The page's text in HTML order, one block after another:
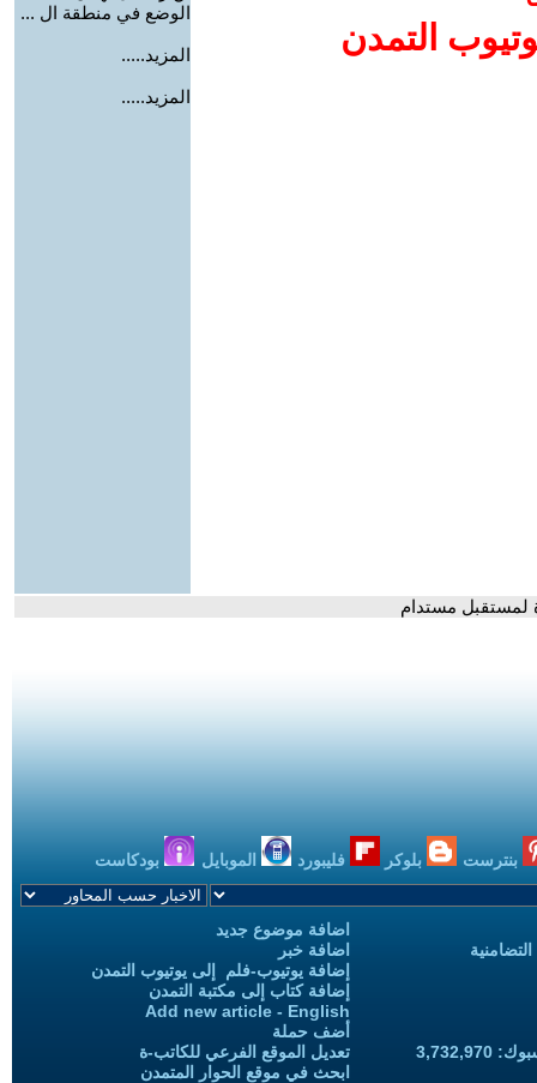
التمدن
الوضع في منطقة ال ...
المزيد.....
المزيد.....
لمستقبل مستدام
بنترست بلوكر فليبورد الموبايل بودكاست
اضافة موضوع جديد
اضافة خبر
إضافة يوتيوب-فلم إلى يوتيوب التمدن
إضافة كتاب إلى مكتبة التمدن
Add new article - English
أضف حملة
تعديل الموقع الفرعي للكاتب-ة
ابحث في موقع الحوار المتمدن